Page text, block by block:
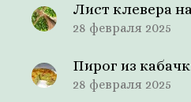
Лист клевера
28 февраля 2025
Пирог из
28 февраля 2025